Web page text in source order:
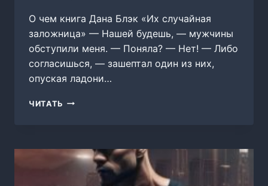
О чем книга Дана Блэк «Их случайная
заложница» — Нашей будешь, — мужчины
обступили меня. — Поняла? — Нет! — Либо
согласишься, — зашептал один из них,
опуская ладони…
ЧИТАТЬ ИХ